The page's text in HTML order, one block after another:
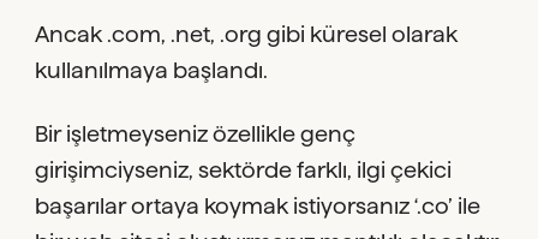
Ancak .com, .net, .org gibi küresel olarak
kullanılmaya başlandı.
Bir işletmeyseniz özellikle genç
girişimciyseniz, sektörde farklı, ilgi çekici
başarılar ortaya koymak istiyorsanız ‘.co’ ile